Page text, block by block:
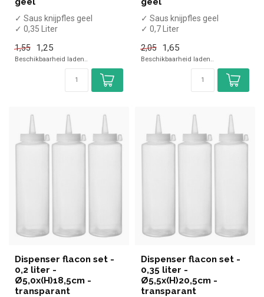
✓ Saus knijpfles geel
✓ 0,35 Liter
1,55
1,25
Beschikbaarheid laden..
✓ Saus knijpfles geel
✓ 0,7 Liter
2,05
1,65
Beschikbaarheid laden..
Dispenser flacon set -
0,2 liter -
Ø5,0x(H)18,5cm -
transparant
Dispenser flacon set -
0,35 liter -
Ø5,5x(H)20,5cm -
transparant